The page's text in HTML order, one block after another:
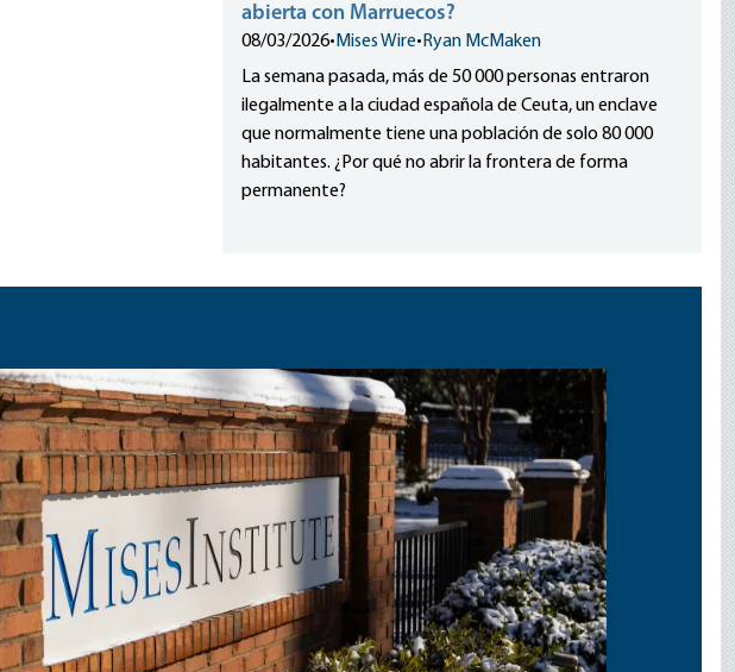
abierta con Marruecos?
08/03/2026• Mises Wire• Ryan McMaken
La semana pasada, más de 50 000 personas entraron
ilegalmente a la ciudad española de Ceuta, un enclave
que normalmente tiene una población de solo 80 000
habitantes. ¿Por qué no abrir la frontera de forma
permanente?